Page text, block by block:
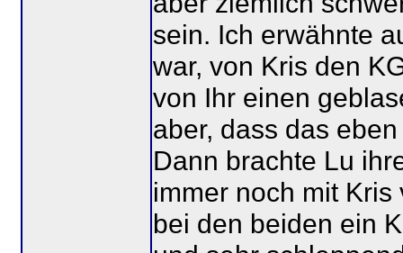
sein. Ich erwähnte
war, von Kris den
von Ihr einen
aber, dass das
Dann brachte Lu
immer noch mit
bei den beiden ein